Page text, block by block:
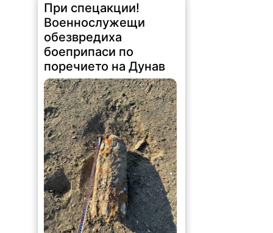
При спецакции!
Военнослужещи
обезвредиха
боеприпаси по
поречието на Дунав